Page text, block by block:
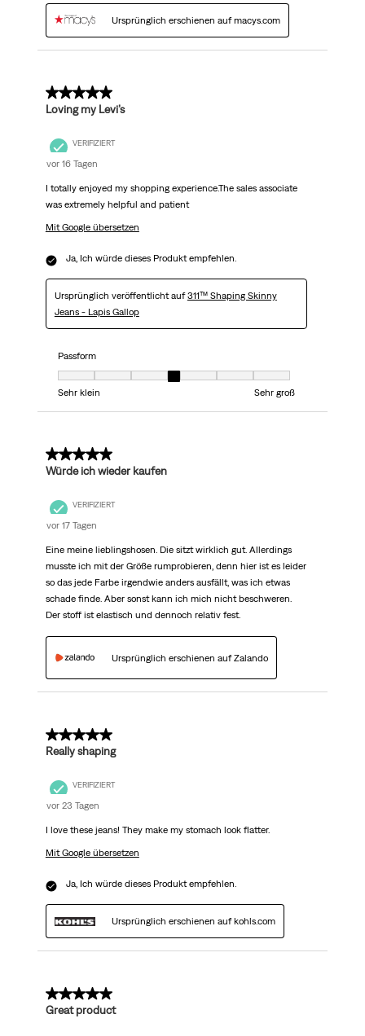
Ursprünglich erschienen auf macys.com
5 von 5 Sternen.
Loving my Levi’s
VERIFIZIERT
vor 16 Tagen
I totally enjoyed my shopping experience.The sales associate
was extremely helpful and patient
Mit Google übersetzen
Ja, Ich würde dieses Produkt empfehlen.
Ursprünglich veröffentlicht auf311™ Shaping Skinny
Jeans - Lapis Gallop
Passform
Passform, 4 von 7, wobei 1 gleich Sehr klein ist und 7 gleich Sehr groß
Sehr klein
Sehr groß
5 von 5 Sternen.
Würde ich wieder kaufen
VERIFIZIERT
vor 17 Tagen
Eine meine lieblingshosen. Die sitzt wirklich gut. Allerdings
musste ich mit der Größe rumprobieren, denn hier ist es leider
so das jede Farbe irgendwie anders ausfällt, was ich etwas
schade finde. Aber sonst kann ich mich nicht beschweren.
Der stoff ist elastisch und dennoch relativ fest.
Ursprünglich erschienen auf Zalando
5 von 5 Sternen.
Really shaping
VERIFIZIERT
vor 23 Tagen
I love these jeans! They make my stomach look flatter.
Mit Google übersetzen
Ja, Ich würde dieses Produkt empfehlen.
Ursprünglich erschienen auf kohls.com
5 von 5 Sternen.
Great product